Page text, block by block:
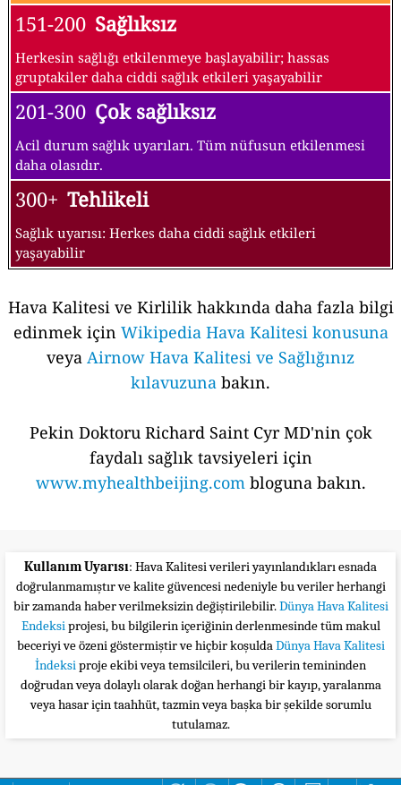
151-200 Sağlıksız
Herkesin sağlığı etkilenmeye başlayabilir; hassas
gruptakiler daha ciddi sağlık etkileri yaşayabilir
201-300 Çok sağlıksız
Acil durum sağlık uyarıları. Tüm nüfusun etkilenmesi
daha olasıdır.
300+ Tehlikeli
Sağlık uyarısı: Herkes daha ciddi sağlık etkileri
yaşayabilir
Hava Kalitesi ve Kirlilik hakkında daha fazla bilgi
edinmek için Wikipedia Hava Kalitesi konusuna
veya Airnow Hava Kalitesi ve Sağlığınız
kılavuzuna bakın.
Pekin Doktoru Richard Saint Cyr MD'nin çok
faydalı sağlık tavsiyeleri için
www.myhealthbeijing.combloguna bakın.
Kullanım Uyarısı: Hava Kalitesi verileri yayınlandıkları esnada
doğrulanmamıştır ve kalite güvencesi nedeniyle bu veriler herhangi
bir zamanda haber verilmeksizin değiştirilebilir.Dünya Hava Kalitesi
Endeksiprojesi, bu bilgilerin içeriğinin derlenmesinde tüm makul
beceriyi ve özeni göstermiştir ve hiçbir koşuldaDünya Hava Kalitesi
İndeksiproje ekibi veya temsilcileri, bu verilerin temininden
doğrudan veya dolaylı olarak doğan herhangi bir kayıp, yaralanma
veya hasar için taahhüt, tazmin veya başka bir şekilde sorumlu
tutulamaz.